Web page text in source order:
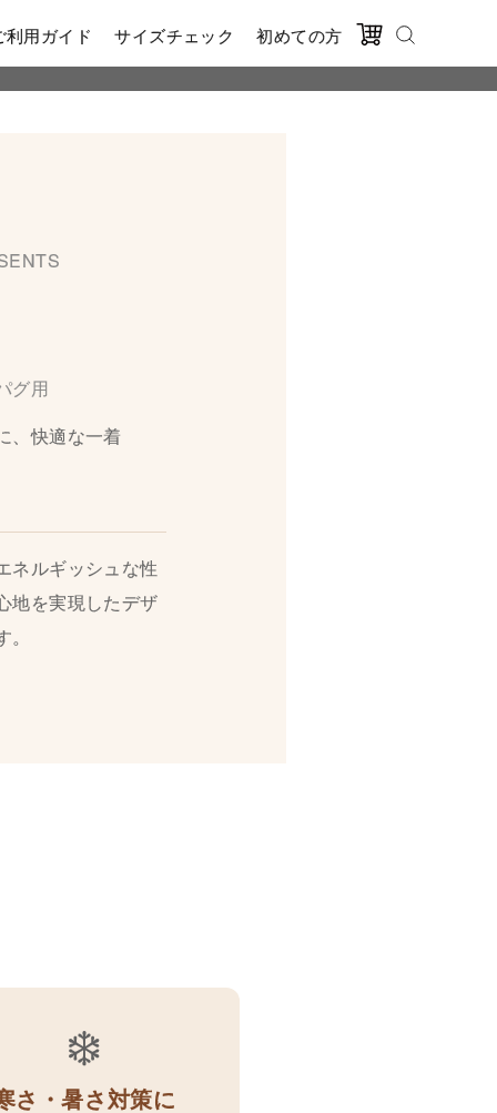
利用ガイド サイズチェック 初めての方
グ用
、快適な一着
ネルギッシュな性
地を実現したデザ
❄️
さ・暑さ対策に